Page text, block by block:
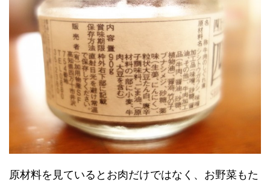
原材料を見ているとお肉だけではなく、お野菜もた